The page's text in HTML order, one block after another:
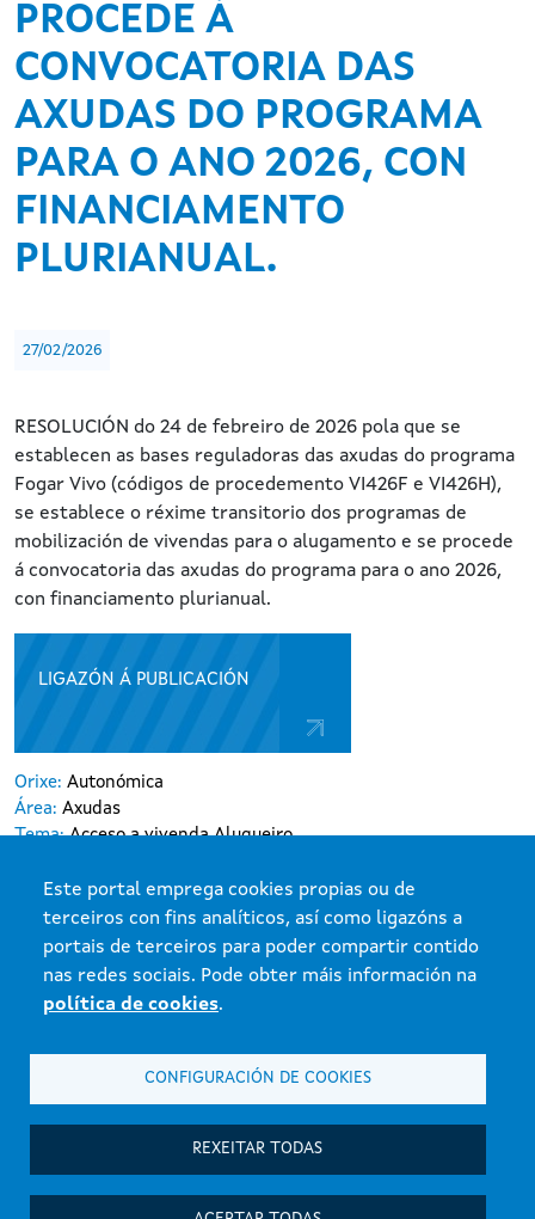
Este portal emprega cookies propias ou de
terceiros con fins analíticos, así como ligazóns a
portais de terceiros para poder compartir contido
nas redes sociais. Pode obter máis información na
política de cookies.
CONFIGURACIÓN DE COOKIES
REXEITAR TODAS
PROCEDE Á
CONVOCATORIA DAS
AXUDAS DO PROGRAMA
PARA O ANO 2026, CON
FINANCIAMENTO
PLURIANUAL.
27/02/2026
RESOLUCIÓN do 24 de febreiro de 2026 pola que se
establecen as bases reguladoras das axudas do programa
Fogar Vivo (códigos de procedemento VI426F e VI426H),
se establece o réxime transitorio dos programas de
mobilización de vivendas para o alugamento e se procede
á convocatoria das axudas do programa para o ano 2026,
con financiamento plurianual.
LIGAZÓN Á PUBLICACIÓN
Orixe: Autonómica
Área: Axudas
Tema:Acceso a vivenda.Alugueiro
Organización:alugueiro
Tipo disposición:Resolución
Xunta de Galicia. Información mantida e publicada na internet pola Xunta
Atención á cidadanía